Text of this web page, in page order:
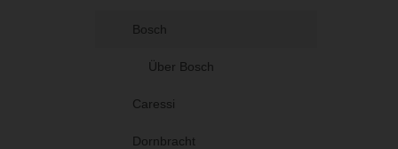
Bosch
Über Bosch
Caressi
Dornbracht